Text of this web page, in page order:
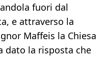
fuori dal
e attraverso la
Maffeis la Chiesa
dato la risposta che